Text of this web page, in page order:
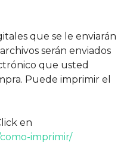
que se le enviarán
serán enviados
que usted
Puede imprimir el
en
imprimir/